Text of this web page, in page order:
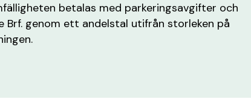
betalas med parkeringsavgifter och
Brf. genom ett andelstal utifrån storleken på